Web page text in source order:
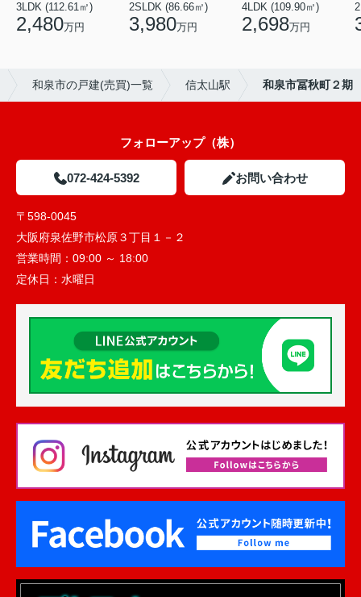
3LDK (112.61㎡)
2,480万円
2SLDK (86.66㎡)
3,980万円
4LDK (109.90㎡)
2,698万円
和泉市の戸建(売買)一覧 信太山駅 和泉市冨秋町２期
フォローアップ（株）
072-424-5392 お問い合わせ
〒598-0045
大阪府泉佐野市松原３丁目１－２
営業時間： 09:00 ～ 18:00
定休日： 水曜日